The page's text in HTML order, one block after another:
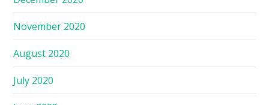
November 2020
August 2020
July 2020